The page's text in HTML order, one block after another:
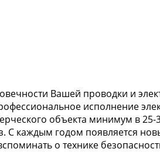
Вашей проводки и
исполнение
объекта минимум в
С каждым годом появляется
о технике